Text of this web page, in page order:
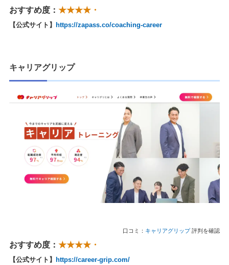
おすすめ度： ★★★★・
【公式サイト】 https://zapass.co/coaching-career
キャリアグリップ
口コミ： キャリアグリップ評判を確認
おすすめ度： ★★★★・
【公式サイト】 https://career-grip.com/